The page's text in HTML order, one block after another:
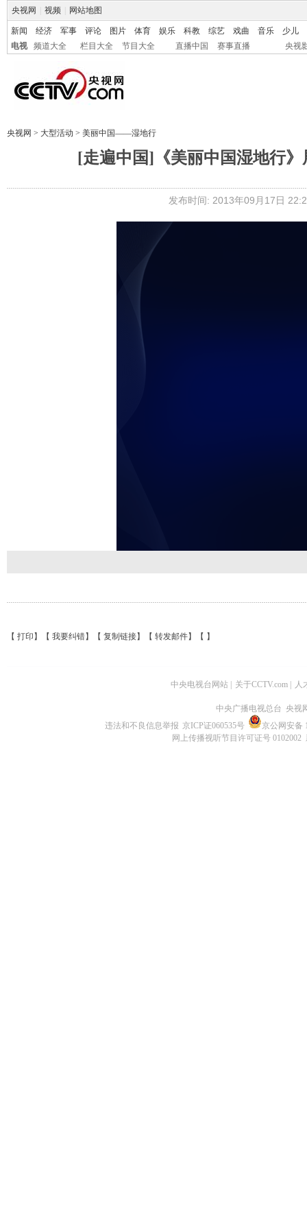
央视网 视频 网站地图
新闻 经济 军事 评论 图片 体育 娱乐 科教 综艺 戏曲 音乐
少儿
电视
频道大全 栏目大全 节目大全 直播中国 赛事直播 央视
央视网 > 大型活动 > 美丽中国——湿地行
[走遍中国]《美丽中国湿地行
发布时间: 2013年09月17日
【 打印 】【 我要纠错】【 复制链接】【 转发邮件】【 】
中央电视台网站 关于CCTV.com 人
中央广播电视总台 央视
违法和不良信息举报 京ICP证060535号
京公网安备
网上传播视听节目许可证号 0102002